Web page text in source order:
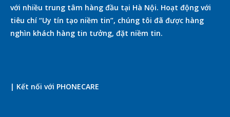
với nhiều trung tâm hàng đầu tại Hà Nội. Hoạt động với
tiêu chí “Uy tín tạo niềm tin”, chúng tôi đã được hàng
nghìn khách hàng tin tưởng, đặt niềm tin.
| Kết nối với PHONECARE